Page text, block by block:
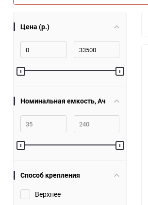
Цена (р.)
Номинальная емкость, Ач
Способ крепления
Верхнее